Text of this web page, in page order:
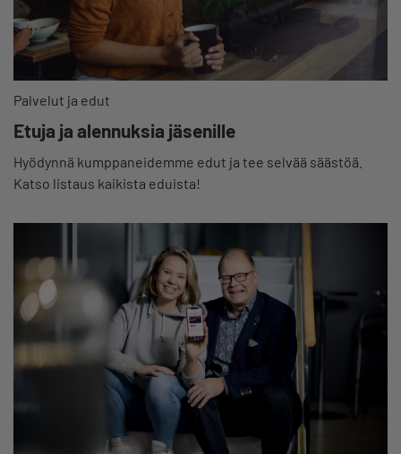
Palvelut ja edut
Etuja ja alennuksia jäsenille
Hyödynnä kumppaneidemme edut ja tee selvää säästöä.
Katso listaus kaikista eduista!